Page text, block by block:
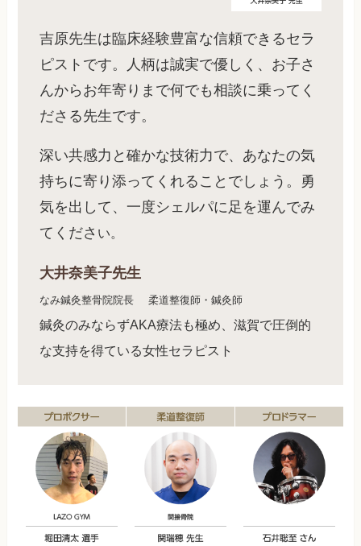
吉原先生は臨床経験豊富な信頼できるセラ
ピストです。人柄は誠実で優しく、お子さ
んからお年寄りまで何でも相談に乗ってく
ださる先生です。
深い共感力と確かな技術力で、あなたの気
持ちに寄り添ってくれることでしょう。勇
気を出して、一度シェルパに足を運んでみ
てくださ い。
大井奈美子先生
なみ鍼灸整骨院院長 柔道整復師・鍼灸師
鍼灸のみならずAKA療法も極め、滋賀で圧倒的
な支持を得ている女性セラピスト